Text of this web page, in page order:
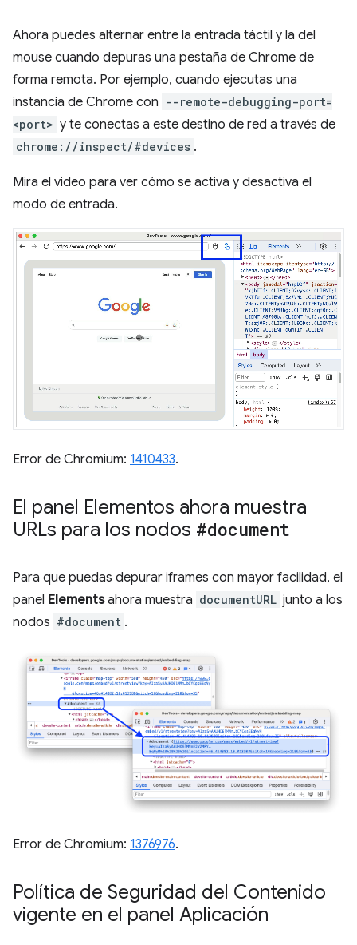
Ahora puedes alternar entre la entrada táctil y la del
mouse cuando depuras una pestaña de Chrome de
forma remota. Por ejemplo, cuando ejecutas una
instancia de Chrome con --remote-debugging-port=
<port> y te conectas a este destino de red a través de
chrome://inspect/#devices .
Mira el video para ver cómo se activa y desactiva el
modo de entrada.
Error de Chromium: 1410433.
El panel Elementos ahora muestra
URLs para los nodos #document
Para que puedas depurar iframes con mayor facilidad, el
panel Elementsahora muestra documentURL junto a los
nodos #document .
Error de Chromium: 1376976.
Política de Seguridad del Contenido
vigente en el panel Aplicación